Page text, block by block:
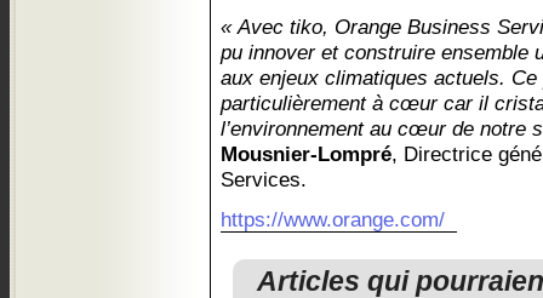
« Avec tiko, Orange Business
pu innover et construire ensemble
aux enjeux climatiques actuels.
particulièrement à cœur car il
l’environnement au cœur de notre
Mousnier-Lompré, Directrice
Services.
https://www.orange.com/
Articles qui